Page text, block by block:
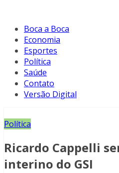
Boca a Boca
Economia
Esportes
Política
Saúde
Contato
Versão Digital
Política
Ricardo Cappelli
interino do GSI